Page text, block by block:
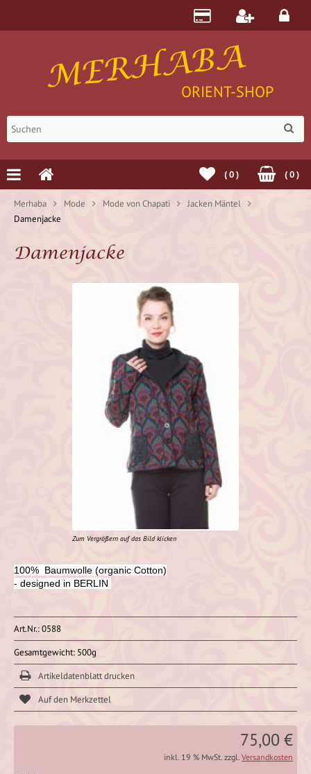
MERHABA
ORIENT-SHOP
(0)
(0)
Merhaba Mode Mode von Chapati
Jacken Mäntel
Damenjacke
Damenjacke
Zum Vergrößern auf das Bild klicken
100% Baumwolle (organic Cotton)
- designed in BERLIN
Art.Nr.: 0588
Gesamtgewicht: 500g
Artikeldatenblatt drucken
75,00 €
inkl. 19 % MwSt. zzgl. Versandkosten